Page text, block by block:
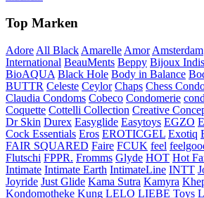
Top Marken
Adore All Black Amarelle Amor Amsterdam
International BeauMents Beppy Bijoux
BioAQUA Black Hole Body in Balance
BUTTR Celeste Ceylor Chaps Chess
Claudia Condoms Cobeco Condomerie
Coquette Cottelli Collection Creative
Dr Skin Durex Easyglide Easytoys EGZO
Cock Essentials Eros EROTICGEL Exotiq
FAIR SQUARED Faire FCUK feel
Flutschi FPPR. Fromms Glyde HOT Hot
Intimate Intimate Earth IntimateLine INTT
Joyride Just Glide Kama Sutra Kamyra
Kondomotheke Kung LELO LIEBE Toys